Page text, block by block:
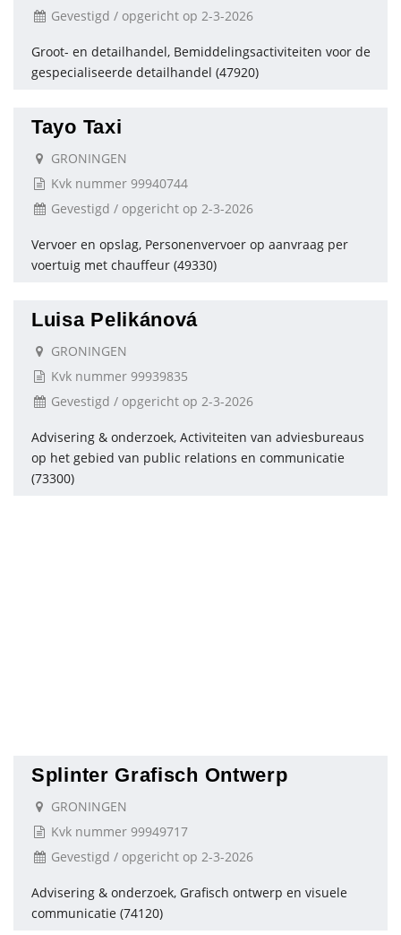
Gevestigd / opgericht op 2-3-2026
Groot- en detailhandel, Bemiddelingsactiviteiten voor de
gespecialiseerde detailhandel (47920)
Tayo Taxi
GRONINGEN
Kvk nummer 99940744
Gevestigd / opgericht op 2-3-2026
Vervoer en opslag, Personenvervoer op aanvraag per
voertuig met chauffeur (49330)
Luisa Pelikánová
GRONINGEN
Kvk nummer 99939835
Gevestigd / opgericht op 2-3-2026
Advisering & onderzoek, Activiteiten van adviesbureaus
op het gebied van public relations en communicatie
(73300)
Splinter Grafisch Ontwerp
GRONINGEN
Kvk nummer 99949717
Gevestigd / opgericht op 2-3-2026
Advisering & onderzoek, Grafisch ontwerp en visuele
communicatie (74120)